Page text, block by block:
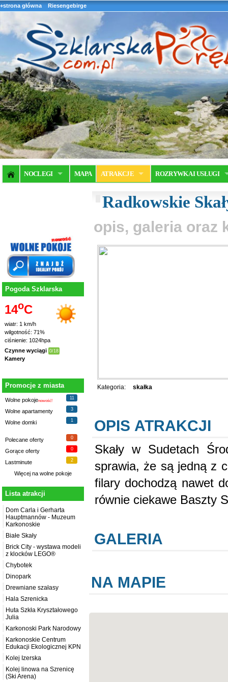
+strona główna Riesengebirge
NOCLEGI MAPA ATRAKCJE ROZRYWKA I USŁUGI
Pogoda Szklarska
14oC
wiatr: 1 km/h
wilgotność: 71%
ciśnienie: 1024hpa
Czynne wyciągi 0/18
Kamery
Promocje z miasta
Wolne pokojenowość!
11
Wolne apartamenty 3
Wolne domki 1
Polecane oferty 0
Gorące oferty 0
Lastminute 2
Więcej na wolne pokoje
Lista atrakcji
Dom Carla i Gerharta
Hauptmannów - Muzeum
Karkonoskie
Białe Skały
Brick City - wystawa modeli
z klocków LEGO®
Chybotek
Dinopark
Drewniane szałasy
Hala Szrenicka
Huta Szkła Kryształowego
Julia
Karkonoski Park Narodowy
Karkonoskie Centrum
Edukacji Ekologicznej KPN
Kolej Izerska
Kolej linowa na Szrenicę
(Ski Arena)
Radkowskie
opis, galeria oraz
Kategoria: skałka
OPIS ATRAKCJI
Skały w Sudetach
sprawia, że są jedną z
filary dochodzą nawet
równie ciekawe Baszty
GALERIA
NA MAPIE